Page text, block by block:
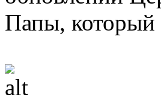
Папы, который